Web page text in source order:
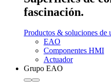
fascinación.
Productos & soluciones de
EAO
Componentes HMI
Actuador
Grupo EAO